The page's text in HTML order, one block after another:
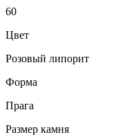
60
Цвет
Розовый липорит
Форма
Прага
Размер камня